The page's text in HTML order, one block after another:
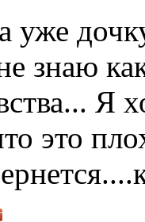
уже
знаю
Я
это